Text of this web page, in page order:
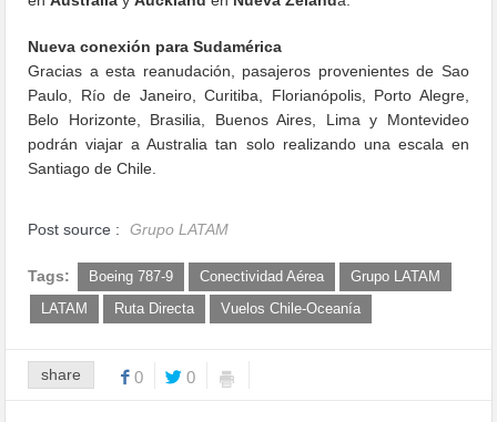
Nueva conexión para Sudamérica
Gracias a esta reanudación, pasajeros provenientes de Sao
Paulo, Río de Janeiro, Curitiba, Florianópolis, Porto Alegre,
Belo Horizonte, Brasilia, Buenos Aires, Lima y Montevideo
podrán viajar a Australia tan solo realizando una escala en
Santiago de Chile.
Post source : Grupo LATAM
Tags: Boeing 787-9 Conectividad Aérea
Grupo LATAM
LATAM
Ruta Directa Vuelos Chile-Oceanía
share 0 0